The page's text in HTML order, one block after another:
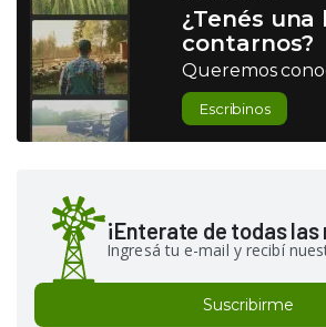
¿Tenés
contarnos?
Queremos
Escribinos
¡Enterate de todas
Ingresá tu e-mail y recibí
Suscribirme